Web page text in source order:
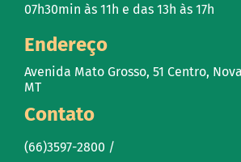
07h30min às 11h e das 13h às 17h
Endereço
Avenida Mato Grosso, 51 Centro,
MT
Contato
(66)3597-2800 /